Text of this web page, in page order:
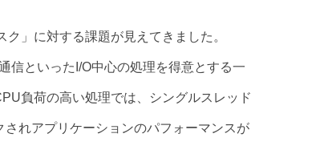
」に対する課題が見えてきました。
信といったI/O中心の処理を得意とする一
負荷の高い処理では、シングルスレッド
れアプリケーションのパフォーマンスが